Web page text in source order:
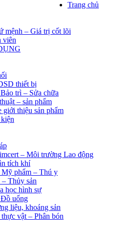
Trang chủ
mệnh – Giá trị cốt lõi
viên
thiết bị
trì – Sửa chữa
– sản phẩm
giới thiệu sản phẩm
– Môi trường Lao động
tích khí
phẩm – Thú y
Thủy sản
học hình sự
uống
liệu, khoáng sản
vật – Phân bón